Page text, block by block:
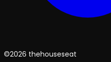
©2026 thehouseseat